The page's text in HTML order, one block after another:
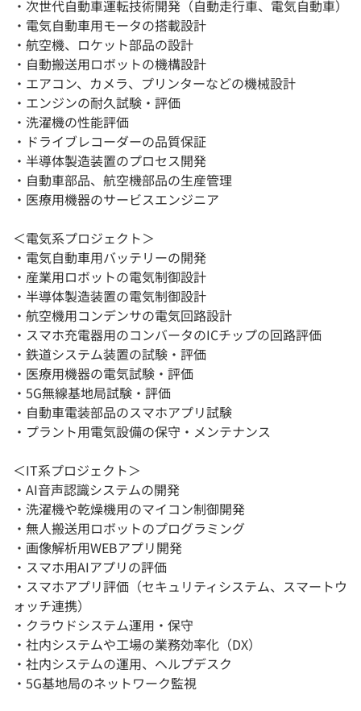
・次世代自動車運転技術開発（自動走行車、電気自動車）
・電気自動車用モータの搭載設計
・航空機、ロケット部品の設計
・自動搬送用ロボットの機構設計
・エアコン、カメラ、プリンターなどの機械設計
・エンジンの耐久試験・評価
・洗濯機の性能評価
・ドライブレコーダーの品質保証
・半導体製造装置のプロセス開発
・自動車部品、航空機部品の生産管理
・医療用機器のサービスエンジニア
＜電気系プロジェクト＞
・電気自動車用バッテリーの開発
・産業用ロボットの電気制御設計
・半導体製造装置の電気制御設計
・航空機用コンデンサの電気回路設計
・スマホ充電器用のコンバータのICチップの回路評価
・鉄道システム装置の試験・評価
・医療用機器の電気試験・評価
・5G無線基地局試験・評価
・自動車電装部品のスマホアプリ試験
・プラント用電気設備の保守・メンテナンス
＜IT系プロジェクト＞
・AI音声認識システムの開発
・洗濯機や乾燥機用のマイコン制御開発
・無人搬送用ロボットのプログラミング
・画像解析用WEBアプリ開発
・スマホ用AIアプリの評価
・スマホアプリ評価（セキュリティシステム、スマートウ
ォッチ連携）
・クラウドシステム運用・保守
・社内システムや工場の業務効率化（DX）
・社内システムの運用、ヘルプデスク
・5G基地局のネットワーク監視